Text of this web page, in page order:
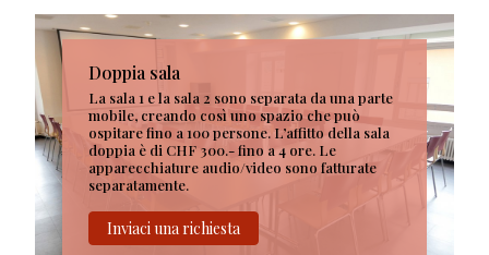
Doppia sala
La sala 1 e la sala 2 sono separata da una parte
mobile, creando così uno spazio che può
ospitare fino a 100 persone. L’affitto della sala
doppia è di CHF 300.- fino a 4 ore. Le
apparecchiature audio/video sono fatturate
separatamente.
Inviaci una richiesta